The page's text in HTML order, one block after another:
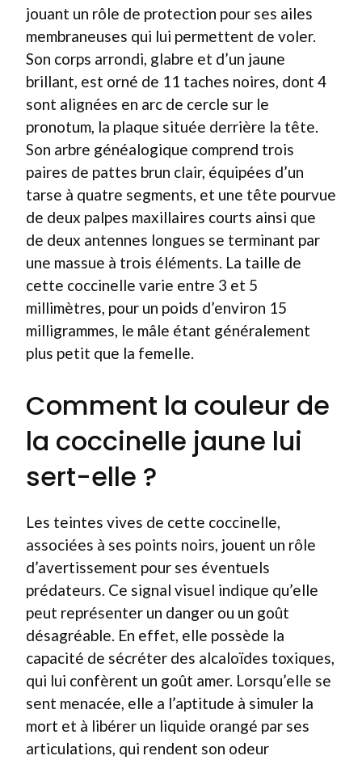
jouant un rôle de protection pour ses ailes
membraneuses qui lui permettent de voler.
Son corps arrondi, glabre et d’un jaune
brillant, est orné de 11 taches noires, dont 4
sont alignées en arc de cercle sur le
pronotum, la plaque située derrière la tête.
Son arbre généalogique comprend trois
paires de pattes brun clair, équipées d’un
tarse à quatre segments, et une tête pourvue
de deux palpes maxillaires courts ainsi que
de deux antennes longues se terminant par
une massue à trois éléments. La taille de
cette coccinelle varie entre 3 et 5
millimètres, pour un poids d’environ 15
milligrammes, le mâle étant généralement
plus petit que la femelle.
Comment la couleur de
la coccinelle jaune lui
sert-elle ?
Les teintes vives de cette coccinelle,
associées à ses points noirs, jouent un rôle
d’avertissement pour ses éventuels
prédateurs. Ce signal visuel indique qu’elle
peut représenter un danger ou un goût
désagréable. En effet, elle possède la
capacité de sécréter des alcaloïdes toxiques,
qui lui confèrent un goût amer. Lorsqu’elle se
sent menacée, elle a l’aptitude à simuler la
mort et à libérer un liquide orangé par ses
articulations, qui rendent son odeur